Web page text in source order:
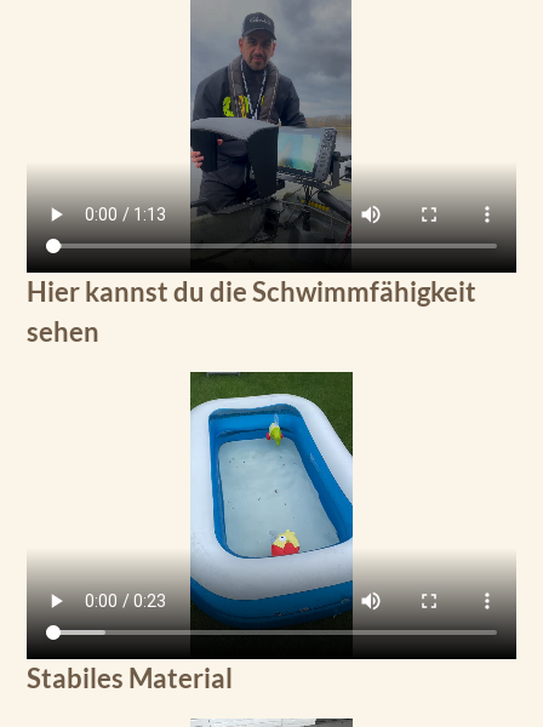
Hier kannst du die Schwimmfähigkeit
sehen
Stabiles Material